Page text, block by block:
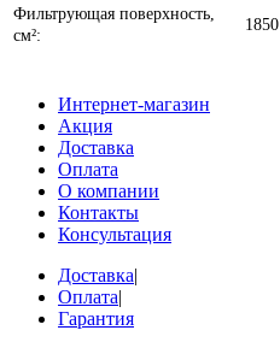
Фильтрующая поверхность,
см²:
1850
Интернет-магазин
Акция
Доставка
Оплата
О компании
Контакты
Консультация
Доставка|
Оплата|
Гарантия